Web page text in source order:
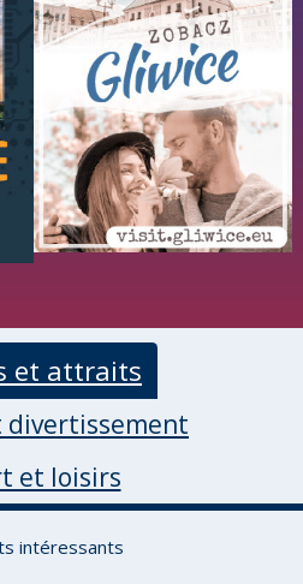
et attraits
et loisirs
intéressants